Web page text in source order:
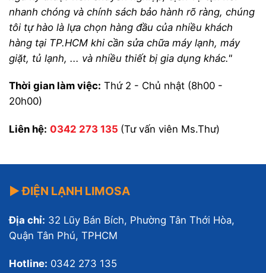
nhanh chóng và chính sách bảo hành rõ ràng, chúng
tôi tự hào là lựa chọn hàng đầu của nhiều khách
hàng tại TP.HCM khi cần sửa chữa máy lạnh, máy
giặt, tủ lạnh, ... và nhiều thiết bị gia dụng khác."
Thời gian làm việc: Thứ 2 - Chủ nhật (8h00 -
20h00)
Liên hệ: 0342 273 135 (Tư vấn viên Ms.Thư)
▶ ĐIỆN LẠNH LIMOSA
Địa chỉ: 32 Lũy Bán Bích, Phường Tân Thới Hòa,
Quận Tân Phú, TPHCM
Hotline: 0342 273 135